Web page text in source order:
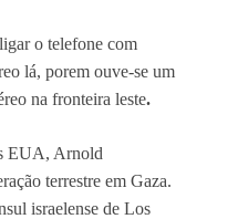
o telefone com
lá, porem ouve-se um
na fronteira leste.
EUA, Arnold
terrestre em Gaza.
israelense de Los